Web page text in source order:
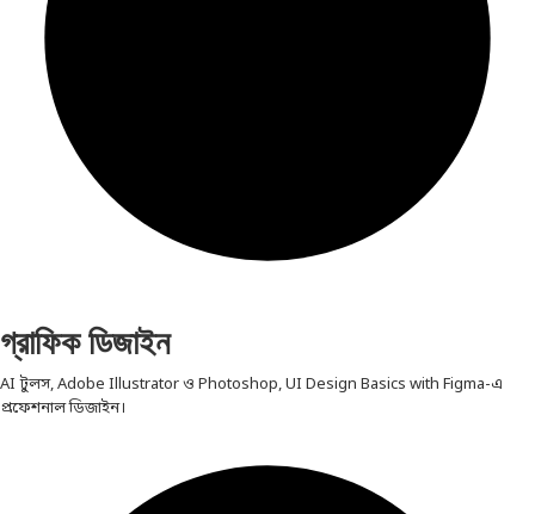
গ্রাফিক ডিজাইন
AI টুলস, Adobe Illustrator ও Photoshop, UI Design Basics with Figma-এ
প্রফেশনাল ডিজাইন।